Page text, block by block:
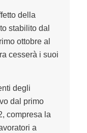
della
stabilito dal
ottobre al
cesserà i suoi
degli
dal primo
compresa la
a